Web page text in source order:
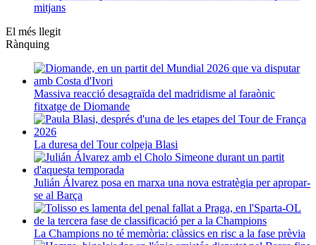
mitjans
El més llegit
Rànquing
Massiva reacció desagraïda del madridisme al faraònic
fitxatge de Diomande
La duresa del Tour colpeja Blasi
Julián Álvarez posa en marxa una nova estratègia per apropar-
se al Barça
La Champions no té memòria: clàssics en risc a la fase prèvia